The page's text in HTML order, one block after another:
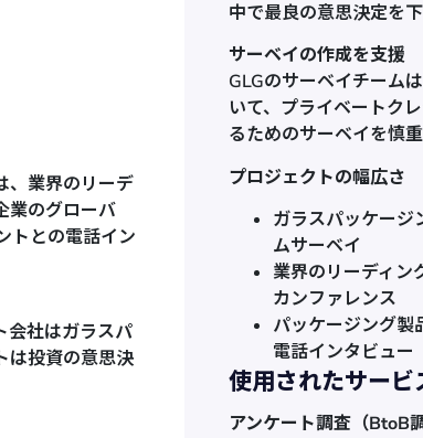
、業界のリーデ
業のグローバ
トとの電話イン
会社はガラスパ
は投資の意思決
中で最良の意思決定を
サーベイの作成を支援
GLGのサーベイチーム
いて、プライベートク
るためのサーベイを慎
プロジェクトの幅広さ
ガラスパッケージ
ムサーベイ
業界のリーディン
カンファレンス
パッケージング製
電話インタビュー
使用されたサービ
アンケート調査（BtoB調